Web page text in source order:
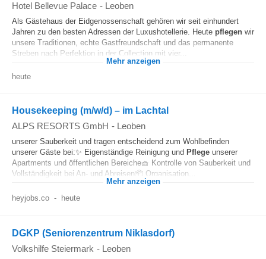
Hotel Bellevue Palace - Leoben
Als Gästehaus der Eidgenossenschaft gehören wir seit einhundert
Jahren zu den besten Adressen der Luxushotellerie. Heute pflegen wir
unsere Traditionen, echte Gastfreundschaft und das permanente
Streben nach Perfektion in der Collection mit vier...
Mehr anzeigen
heute
Housekeeping (m/w/d) – im Lachtal
ALPS RESORTS GmbH - Leoben
unserer Sauberkeit und tragen entscheidend zum Wohlbefinden
unserer Gäste bei:✨ Eigenständige Reinigung und Pflege unserer
Apartments und öffentlichen Bereiche🧺 Kontrolle von Sauberkeit und
Vollständigkeit bei An- und Abreisen📦 Organisation...
Mehr anzeigen
heyjobs.co - heute
DGKP (Seniorenzentrum Niklasdorf)
Volkshilfe Steiermark - Leoben